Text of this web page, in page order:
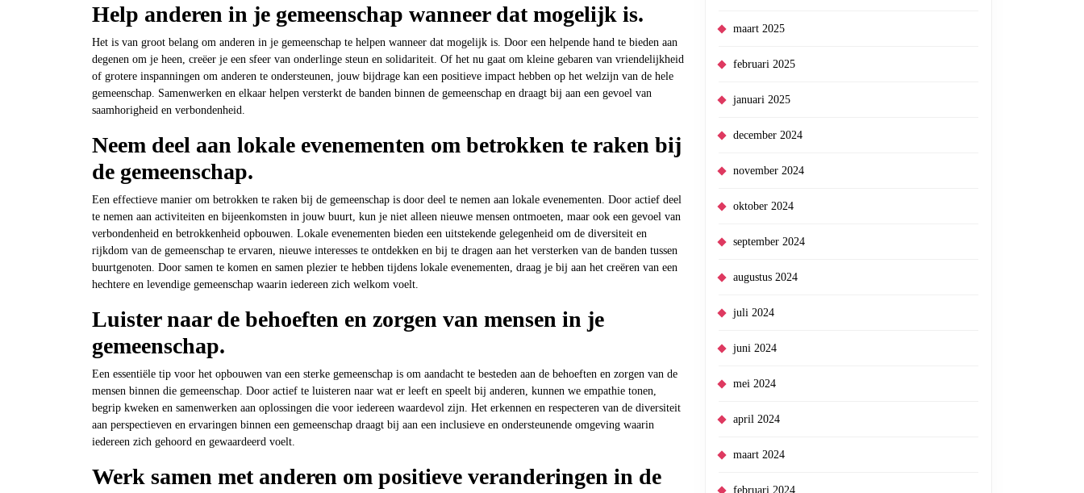
Help anderen in je gemeenschap wanneer dat mogelijk is.
Het is van groot belang om anderen in je gemeenschap te helpen wanneer dat mogelijk is. Door een helpende hand te bieden aan
degenen om je heen, creëer je een sfeer van onderlinge steun en solidariteit. Of het nu gaat om kleine gebaren van vriendelijkheid
of grotere inspanningen om anderen te ondersteunen, jouw bijdrage kan een positieve impact hebben op het welzijn van de hele
gemeenschap. Samenwerken en elkaar helpen versterkt de banden binnen de gemeenschap en draagt bij aan een gevoel van
saamhorigheid en verbondenheid.
Neem deel aan lokale evenementen om betrokken te raken bij
de gemeenschap.
Een effectieve manier om betrokken te raken bij de gemeenschap is door deel te nemen aan lokale evenementen. Door actief deel
te nemen aan activiteiten en bijeenkomsten in jouw buurt, kun je niet alleen nieuwe mensen ontmoeten, maar ook een gevoel van
verbondenheid en betrokkenheid opbouwen. Lokale evenementen bieden een uitstekende gelegenheid om de diversiteit en
rijkdom van de gemeenschap te ervaren, nieuwe interesses te ontdekken en bij te dragen aan het versterken van de banden tussen
buurtgenoten. Door samen te komen en samen plezier te hebben tijdens lokale evenementen, draag je bij aan het creëren van een
hechtere en levendige gemeenschap waarin iedereen zich welkom voelt.
Luister naar de behoeften en zorgen van mensen in je
gemeenschap.
Een essentiële tip voor het opbouwen van een sterke gemeenschap is om aandacht te besteden aan de behoeften en zorgen van de
mensen binnen die gemeenschap. Door actief te luisteren naar wat er leeft en speelt bij anderen, kunnen we empathie tonen,
begrip kweken en samenwerken aan oplossingen die voor iedereen waardevol zijn. Het erkennen en respecteren van de diversiteit
aan perspectieven en ervaringen binnen een gemeenschap draagt bij aan een inclusieve en ondersteunende omgeving waarin
iedereen zich gehoord en gewaardeerd voelt.
Werk samen met anderen om positieve veranderingen in de
maart 2025
februari 2025
januari 2025
december 2024
november 2024
oktober 2024
september 2024
augustus 2024
juli 2024
juni 2024
mei 2024
april 2024
maart 2024
februari 2024